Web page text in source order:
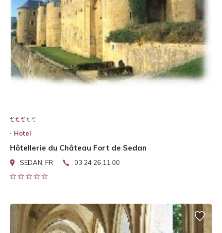
€ € € € €
€ € €
Hotel
Hôtellerie du Château Fort de Sedan
SEDAN, FR 03 24 26 11 00